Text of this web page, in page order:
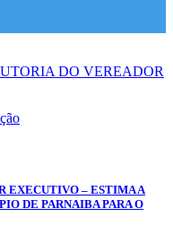
DO VEREADOR
EXECUTIVO – ESTIMA A
DE PARNAIBA PARA O